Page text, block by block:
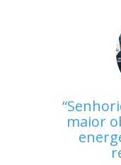
maior